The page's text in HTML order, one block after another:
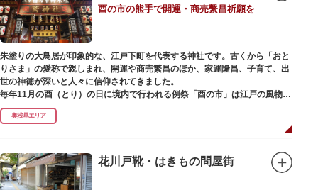
酉の市の熊手で開運・商売繫昌祈願を
朱塗りの大鳥居が印象的な、江戸下町を代表する神社です。古くから「おと
りさま」の愛称で親しまれ、開運や商売繁昌のほか、家運隆昌、子育て、出
世の神徳が深いと人々に信仰されてきました。
毎年11月の酉（とり）の日に境内で行われる例祭「酉の市」は江戸の風物詩
として有名。福をかきこむと言われる熊手をはじめ八ツ頭芋、お多福の面な
ど、色とりどりの縁起物を買い求める人たちで賑わいます。樋口一葉の代表
なでる場所によって異なるご利益を授かるといわれる「なでおかめ」も人
気。ふっくらとした優しい顔立ちのおかめは「お多福」とも言われ、福が多
奥浅草エリア
花川戸靴・はきもの問屋街